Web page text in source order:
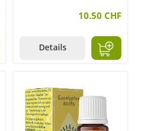
10.50 CHF
Details